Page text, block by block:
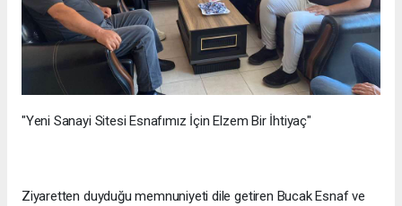
"Yeni Sanayi Sitesi Esnafımız İçin Elzem Bir İhtiyaç"
Ziyaretten duyduğu memnuniyeti dile getiren Bucak Esnaf ve